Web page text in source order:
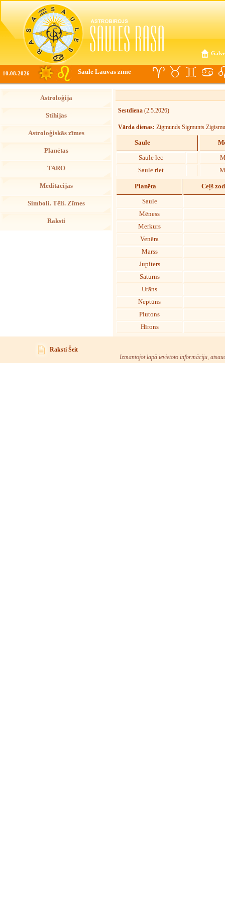
10.08.2026 Saule Lauvas zīmē
Astroloģija
Stihijas
Astroloģiskās zīmes
Planētas
TARO
Meditācijas
Simboli. Tēli. Zīmes
Raksti
Sestdiena (2.5.2026)
Vārda dienas: Zigmunds Sigmunts
Saule
Saule lec
Saule riet
Planēta Ceļš
Saule
Mēness
Merkurs
Venēra
Marss
Jupiters
Saturns
Urāns
Neptūns
Plutons
Hīrons
Raksti Šeit
Izmantojot lapā ievietoto informāciju,